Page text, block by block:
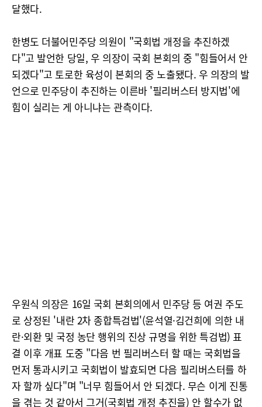
달했다.
한병도 더불어민주당 의원이 "국회법 개정을 추진하겠
다"고 발언한 당일, 우 의장이 국회 본회의 중 "힘들어서 안
되겠다"고 토로한 육성이 본회의 중 노출됐다. 우 의장의 발
언으로 민주당이 추진하는 이른바 '필리버스터 방지법'에
힘이 실리는 게 아니냐는 관측이다.
우원식 의장은 16일 국회 본회의에서 민주당 등 여권 주도
로 상정된 '내란 2차 종합특검법'(윤석열·김건희에 의한 내
란·외환 및 국정 농단 행위의 진상 규명을 위한 특검법) 표
결 이후 개표 도중 "다음 번 필리버스터 할 때는 국회법을
먼저 통과시키고 국회법이 발효되면 다음 필리버스터를 하
자 할까 싶다"며 "너무 힘들어서 안 되겠다. 무슨 이게 진통
을 겪는 것 같아서 그거(국회법 개정 추진을) 안 할수가 없